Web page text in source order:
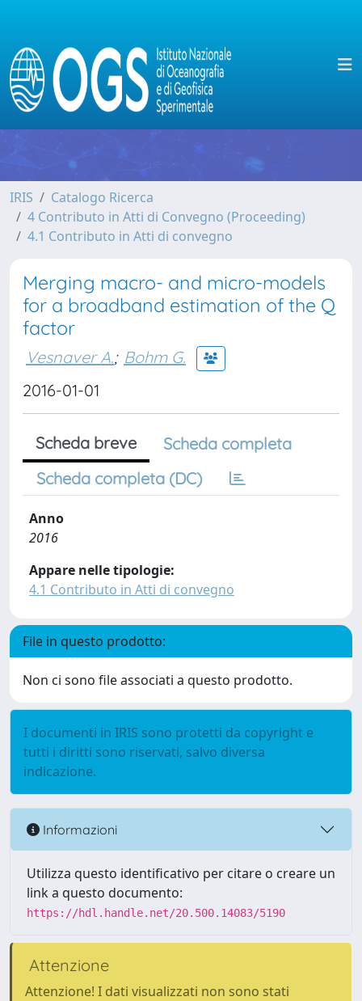
IRIS
Catalogo Ricerca
4 Contributo in Atti di Convegno (Proceeding)
4.1 Contributo in Atti di convegno
Merging macro- and micro-models
for a broadband estimation of the Q
factor
Vesnaver A.; Bohm G.
2016-01-01
Scheda breve
Scheda completa
Scheda completa (DC)
Anno
2016
Appare nelle tipologie:
4.1 Contributo in Atti di convegno
File in questo prodotto:
Non ci sono file associati a questo prodotto.
I documenti in IRIS sono protetti da copyright e
tutti i diritti sono riservati, salvo diversa
indicazione.
Informazioni
Utilizza questo identificativo per citare o creare un
link a questo documento:
https://hdl.handle.net/20.500.14083/5190
Attenzione
Attenzione! I dati visualizzati non sono stati